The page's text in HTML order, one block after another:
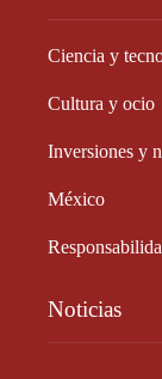
Ciencia y
Cultura y ocio
Inversiones y
México
Noticias